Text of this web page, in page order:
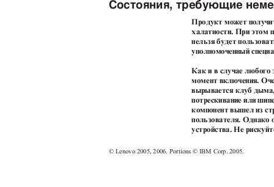
Состояния, требующие
Продукт может
халатности. При этом
нельзя будет
уполномоченный
Как и в случае любого
момент включения.
вырывается клуб
потрескивание или
компонент вышел из
пользователя. Однако
устройства. Не
© Lenovo 2005, 2006. Portions © IBM Corp. 2005.